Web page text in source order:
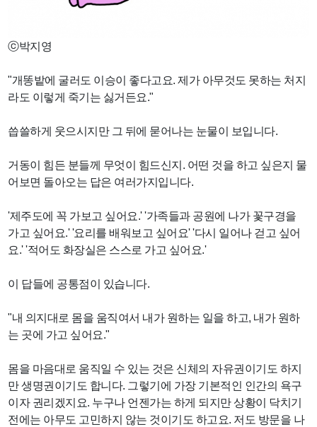
ⓒ박지영
"개똥밭에 굴러도 이승이 좋다고요. 제가 아무것도 못하는 처지
라도 이렇게 죽기는 싫거든요."
씁쓸하게 웃으시지만 그 뒤에 묻어나는 눈물이 보입니다.
거동이 힘든 분들께 무엇이 힘드신지. 어떤 것을 하고 싶은지 물
어보면 돌아오는 답은 여러가지입니다.
'제주도에 꼭 가보고 싶어요.' '가족들과 공원에 나가 꽃구경을
가고 싶어요.' '요리를 배워보고 싶어요' '다시 일어나 걷고 싶어
요.' '적어도 화장실은 스스로 가고 싶어요.'
이 답들에 공통점이 있습니다.
"내 의지대로 몸을 움직여서 내가 원하는 일을 하고, 내가 원하
는 곳에 가고 싶어요."
몸을 마음대로 움직일 수 있는 것은 신체의 자유권이기도 하지
만 생명권이기도 합니다. 그렇기에 가장 기본적인 인간의 욕구
이자 권리겠지요. 누구나 언젠가는 하게 되지만 상황이 닥치기
전에는 아무도 고민하지 않는 것이기도 하고요. 저도 방문을 나